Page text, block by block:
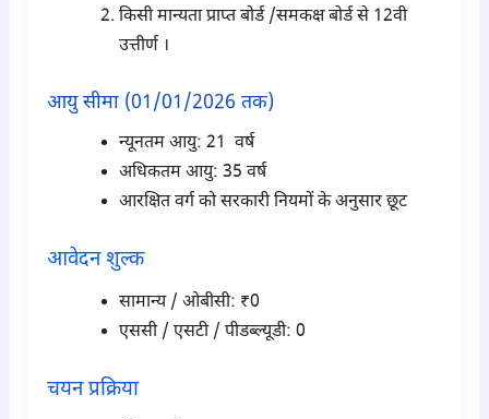
किसी मान्यता प्राप्त बोर्ड /समकक्ष बोर्ड से 12वी
उत्तीर्ण ।
आयु सीमा (01/01/2026 तक)
न्यूनतम आयु: 21 वर्ष
अधिकतम आयु: 35 वर्ष
आरक्षित वर्ग को सरकारी नियमों के अनुसार छूट
आवेदन शुल्क
सामान्य / ओबीसी: ₹0
एससी / एसटी / पीडब्ल्यूडी: 0
चयन प्रक्रिया